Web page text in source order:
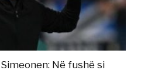
Në fushë si